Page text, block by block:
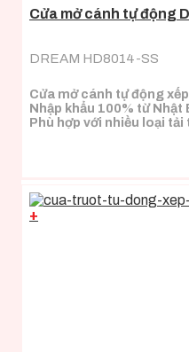
Cửa mở cánh tự động
DREAM HD8014-SS
Cửa mở cánh tự động
Nhập khẩu 100% từ Nhật
Phù hợp với nhiều loại
+